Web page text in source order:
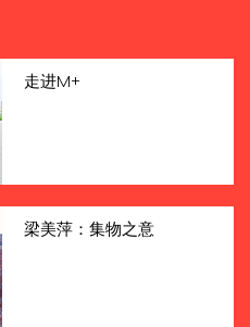
走进M+
梁美萍：集物之意